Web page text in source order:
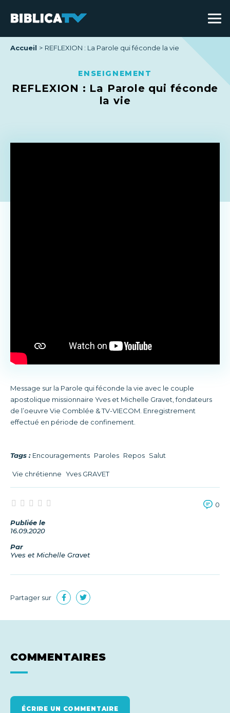
Accueil REFLEXION : La Parole qui féconde la vie
ENSEIGNEMENT
REFLEXION : La Parole qui féconde
la vie
Message sur la Parole qui féconde la vie avec le couple
apostolique missionnaire Yves et Michelle Gravet, fondateurs
de l’oeuvre Vie Comblée & TV-VIECOM. Enregistrement
effectué en période de confinement.
Tags : Encouragements Paroles Repos Salut
Vie chrétienne Yves GRAVET
0
Publiée le
16.09.2020
Par
Yves et Michelle Gravet
Partager sur
COMMENTAIRES
ÉCRIRE UN COMMENTAIRE